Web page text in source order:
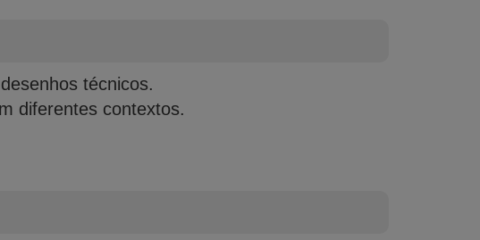
técnicos.
diferentes contextos.